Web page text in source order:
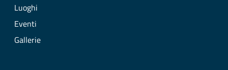
Luoghi
Eventi
Gallerie